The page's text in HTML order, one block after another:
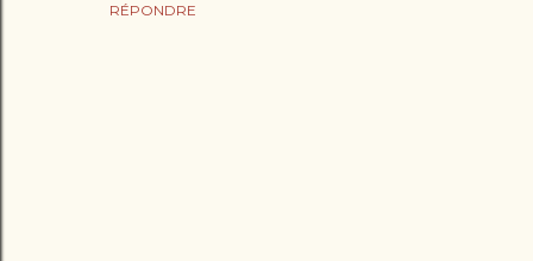
RÉPONDRE